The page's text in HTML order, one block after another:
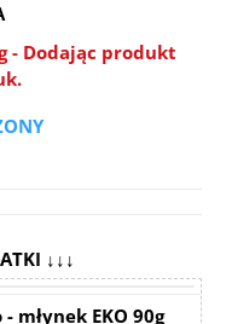
- Dodając produkt
↓↓↓
młynek EKO 90g